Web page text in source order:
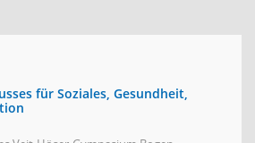
für Soziales, Gesundheit,